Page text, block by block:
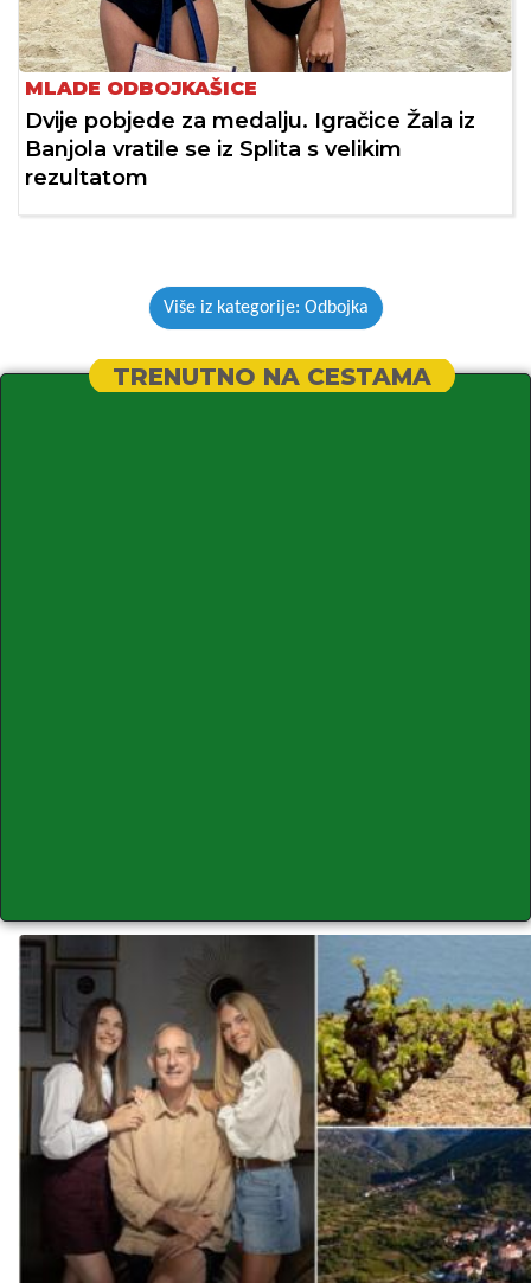
MLADE ODBOJKAŠICE
Dvije pobjede za medalju. Igračice Žala iz
Banjola vratile se iz Splita s velikim
rezultatom
Više iz kategorije: Odbojka
TRENUTNO NA CESTAMA